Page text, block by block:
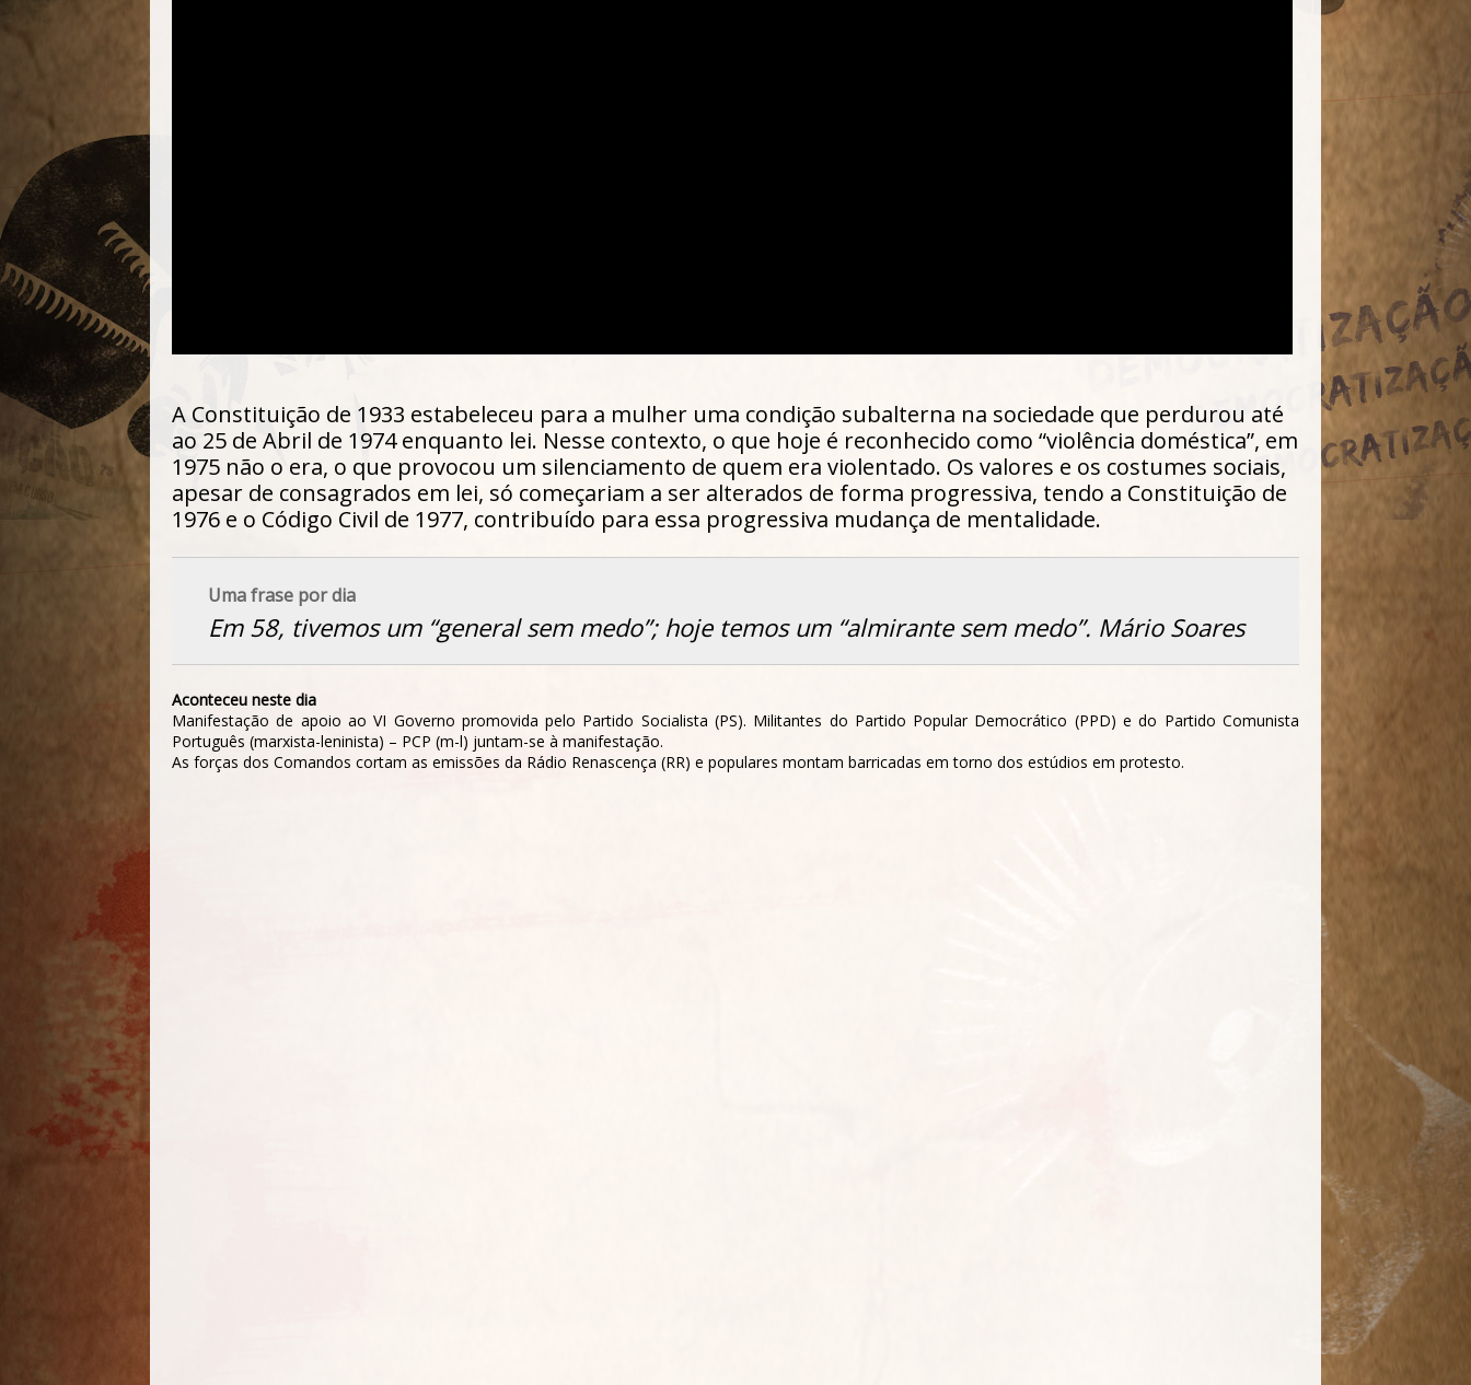
A Constituição de 1933 estabeleceu para a mulher uma condição subalterna na sociedade que perdurou até
ao 25 de Abril de 1974 enquanto lei. Nesse contexto, o que hoje é reconhecido como “violência doméstica”, em
1975 não o era, o que provocou um silenciamento de quem era violentado. Os valores e os costumes sociais,
apesar de consagrados em lei, só começariam a ser alterados de forma progressiva, tendo a Constituição de
1976 e o Código Civil de 1977, contribuído para essa progressiva mudança de mentalidade.
Uma frase por dia
Em 58, tivemos um “general sem medo”; hoje temos um “almirante sem medo”. Mário Soares
Aconteceu neste dia
Manifestação de apoio ao VI Governo promovida pelo Partido Socialista (PS). Militantes do Partido Popular Democrático (PPD) e do Partido Comunista
Português (marxista-leninista) – PCP (m-l) juntam-se à manifestação.
As forças dos Comandos cortam as emissões da Rádio Renascença (RR) e populares montam barricadas em torno dos estúdios em protesto.